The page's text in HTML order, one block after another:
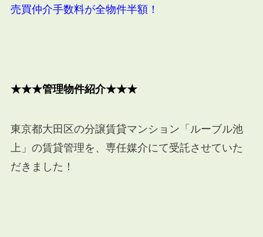
売買仲介手数料が全物件半額！
★★★管理物件紹介★★★
東京都大田区の分譲賃貸マンション「ルーブル池
上」の賃貸管理を、専任媒介にて受託させていた
だきました！